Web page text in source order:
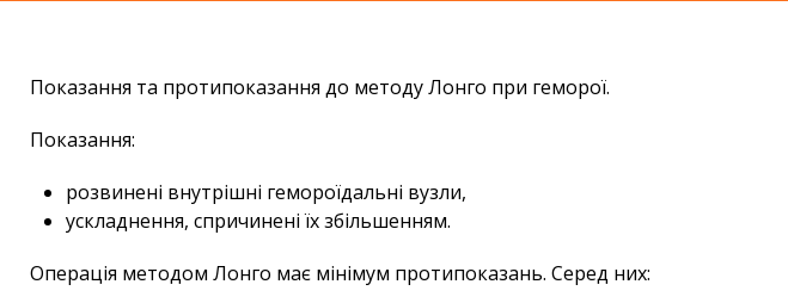
Показання та протипоказання до методу Лонго при геморої.
Показання:
розвинені внутрішні гемороїдальні вузли,
ускладнення, спричинені їх збільшенням.
Операція методом Лонго має мінімум протипоказань. Серед них: